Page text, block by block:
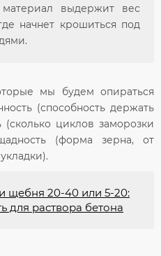
выдержит вес
начнет крошиться под
мы будем опираться
(способность держать
(сколько циклов заморозки
(форма зерна, от
щебня 20-40 или 5-20:
для раствора бетона